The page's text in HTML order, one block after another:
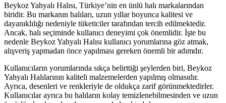
Beykoz Yahyalı Halısı, Türkiye’nin en ünlü halı markalarından
biridir. Bu markanın halıları, uzun yıllar boyunca kalitesi ve
dayanıklılığı nedeniyle tüketiciler tarafından tercih edilmektedir.
Ancak, halı seçiminde kullanıcı deneyimi çok önemlidir. İşte bu
nedenle Beykoz Yahyalı Halısı kullanıcı yorumlarına göz atmak,
alışveriş yapmadan önce yapılması gereken önemli bir adımdır.
Kullanıcıların yorumlarında sıkça belirttiği şeylerden biri, Beykoz
Yahyalı Halılarının kaliteli malzemelerden yapılmış olmasıdır.
Ayrıca, desenleri ve renkleriyle de oldukça zarif görünmektedirler.
Kullanıcılar ayrıca bu halıların kolay temizlenebilmesinden ve uzun